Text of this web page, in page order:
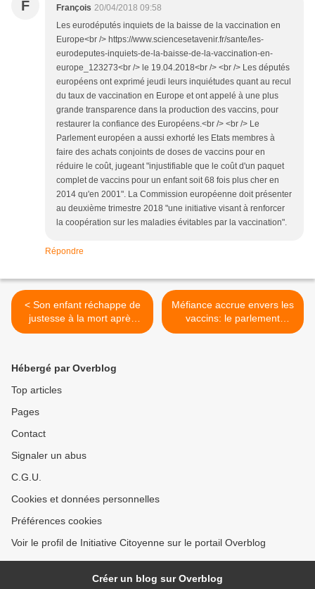
F François 20/04/2018 09:58
Les eurodéputés inquiets de la baisse de la vaccination en
Europe<br /> https://www.sciencesetavenir.fr/sante/les-
eurodeputes-inquiets-de-la-baisse-de-la-vaccination-en-
europe_123273<br /> le 19.04.2018<br /> <br /> Les députés
européens ont exprimé jeudi leurs inquiétudes quant au recul
du taux de vaccination en Europe et ont appelé à une plus
grande transparence dans la production des vaccins, pour
restaurer la confiance des Européens.<br /> <br /> Le
Parlement européen a aussi exhorté les Etats membres à
faire des achats conjoints de doses de vaccins pour en
réduire le coût, jugeant "injustifiable que le coût d'un paquet
complet de vaccins pour un enfant soit 68 fois plus cher en
2014 qu'en 2001". La Commission européenne doit présenter
au deuxième trimestre 2018 "une initiative visant à renforcer
la coopération sur les maladies évitables par la vaccination".
Répondre
< Son enfant réchappe de
justesse à la mort après
vaccination et reste
Méfiance accrue envers les
vaccins: le parlement
européen veut la censure >
Hébergé par Overblog
Top articles
Pages
Contact
Signaler un abus
C.G.U.
Cookies et données personnelles
Préférences cookies
Voir le profil de Initiative Citoyenne sur le portail Overblog
Créer un blog sur Overblog